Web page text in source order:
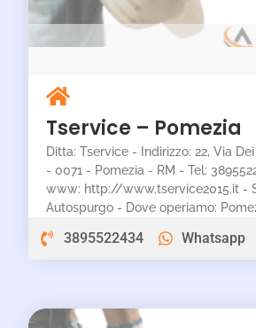
Tservice – Pomezia
Ditta: Tservice - Indirizzo: 22, Via
- 0071 - Pomezia - RM - Tel:
www: http://www.tservice2015.it -
Autospurgo - Dove operiamo:
3895522434 Whatsapp